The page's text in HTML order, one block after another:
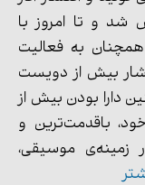
و تا امروز با
به فعالیت
بیش از دویست
دارا بودن بیش از
باقدمت‌ترین و
موسیقی،